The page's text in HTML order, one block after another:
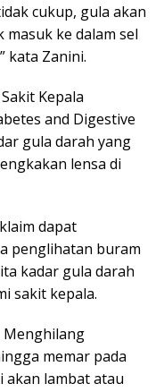
cukup, gula akan
masuk ke dalam sel
kata Zanini.
Kepala
and Digestive
gula darah yang
lensa di
dapat
penglihatan buram
kadar gula darah
sakit kepala.
Menghilang
memar pada
akan lambat atau